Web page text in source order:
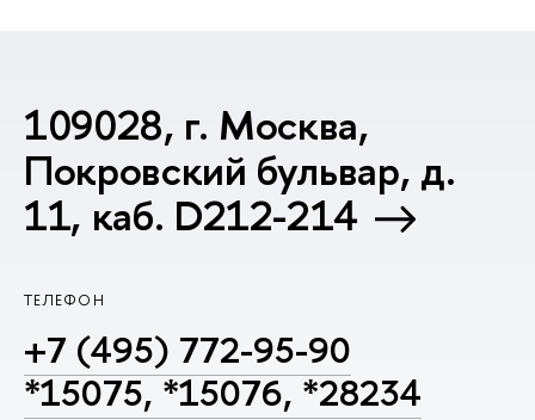
109028, г. Москва,
Покровский бульвар, д.
11, каб. D212-214
ТЕЛЕФОН
+7 (495) 772-95-90
*15075, *15076, *28234